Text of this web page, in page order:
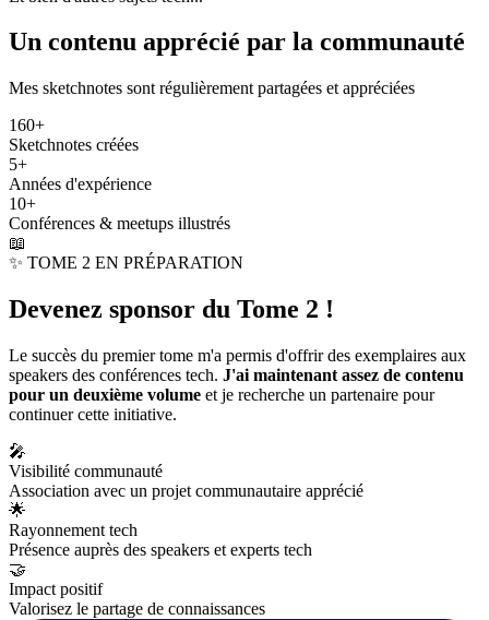
Un contenu apprécié par la communauté
Mes sketchnotes sont régulièrement partagées et appréciées
160+
Sketchnotes créées
5+
Années d'expérience
10+
Conférences & meetups illustrés
📖
✨ TOME 2 EN PRÉPARATION
Devenez sponsor du Tome 2 !
Le succès du premier tome m'a permis d'offrir des exemplaires aux
speakers des conférences tech. J'ai maintenant assez de contenu
pour un deuxième volume et je recherche un partenaire pour
continuer cette initiative.
🎤
Visibilité communauté
Association avec un projet communautaire apprécié
🌟
Rayonnement tech
Présence auprès des speakers et experts tech
🤝
Impact positif
Valorisez le partage de connaissances